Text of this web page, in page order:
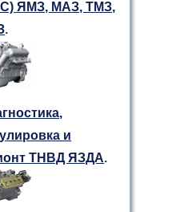
ЯМЗ, МАЗ, ТМЗ,
.
и
ТНВД ЯЗДА.